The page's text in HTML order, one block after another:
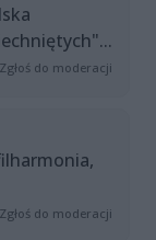
Zgłoś do moderacji
Zgłoś do moderacji